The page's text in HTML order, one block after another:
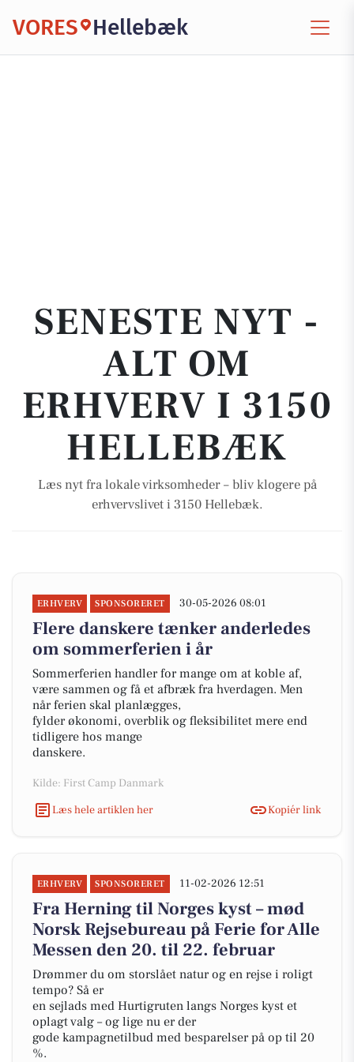
VORES Hellebæk
SENESTE NYT -
ALT OM
ERHVERV I 3150
HELLEBÆK
Læs nyt fra lokale virksomheder – bliv klogere på
erhvervslivet i 3150 Hellebæk.
ERHVERV SPONSORERET 30-05-2026 08:01
Flere danskere tænker anderledes
om sommerferien i år
Sommerferien handler for mange om at koble af,
være sammen og få et afbræk fra hverdagen. Men
når ferien skal planlægges,
fylder økonomi, overblik og fleksibilitet mere end
tidligere hos mange
danskere.
Kilde: First Camp Danmark
Læs hele artiklen her
Kopiér link
ERHVERV SPONSORERET 11-02-2026 12:51
Fra Herning til Norges kyst – mød
Norsk Rejsebureau på Ferie for Alle
Messen den 20. til 22. februar
Drømmer du om storslået natur og en rejse i roligt
tempo? Så er
en sejlads med Hurtigruten langs Norges kyst et
oplagt valg – og lige nu er der
gode kampagnetilbud med besparelser på op til 20
%.